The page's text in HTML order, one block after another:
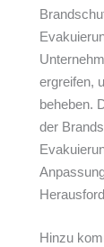
ergreifen,
beheben.
der
Hinzu